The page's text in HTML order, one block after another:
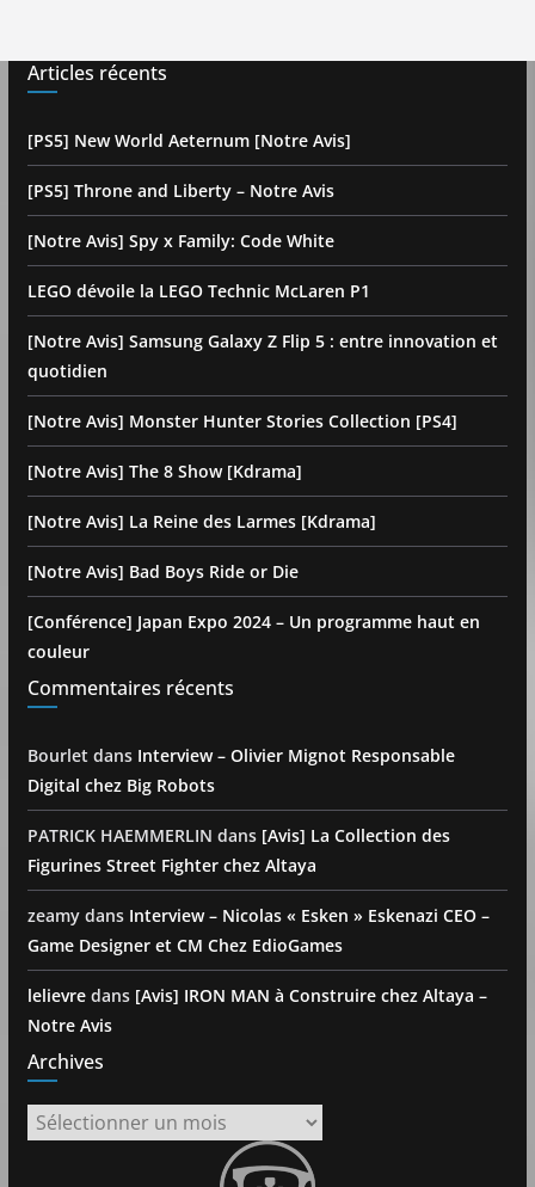
Articles récents
[PS5] New World Aeternum [Notre Avis]
[PS5] Throne and Liberty – Notre Avis
[Notre Avis] Spy x Family: Code White
LEGO dévoile la LEGO Technic McLaren P1
[Notre Avis] Samsung Galaxy Z Flip 5 : entre innovation et
quotidien
[Notre Avis] Monster Hunter Stories Collection [PS4]
[Notre Avis] The 8 Show [Kdrama]
[Notre Avis] La Reine des Larmes [Kdrama]
[Notre Avis] Bad Boys Ride or Die
[Conférence] Japan Expo 2024 – Un programme haut en
couleur
Commentaires récents
Bourlet dans Interview – Olivier Mignot Responsable
Digital chez Big Robots
PATRICK HAEMMERLIN dans [Avis] La Collection des
Figurines Street Fighter chez Altaya
zeamydans Interview – Nicolas « Esken » Eskenazi CEO –
Game Designer et CM Chez EdioGames
lelievredans [Avis] IRON MAN à Construire chez Altaya –
Notre Avis
Archives
Archives